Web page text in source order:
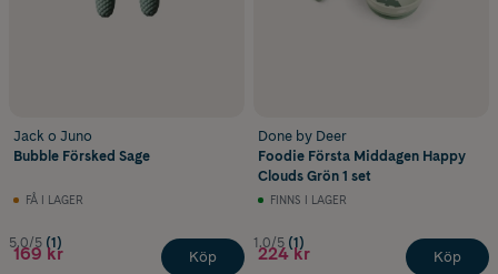
Jack o Juno
Bubble Försked Sage
FÅ I LAGER
5.0/5 (1)
169 kr Köp
Done by Deer
Foodie Första Middagen Happy
Clouds Grön 1 set
FINNS I LAGER
1.0/5 (1)
224 kr Köp